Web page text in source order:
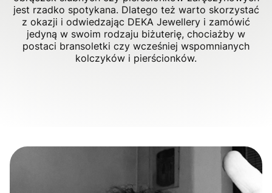
jest rzadko spotykana. Dlatego też warto skorzystać
z okazji i odwiedzając DEKA Jewellery i zamówić
jedyną w swoim rodzaju biżuterię, chociażby w
postaci bransoletki czy wcześniej wspomnianych
kolczyków i pierścionków.